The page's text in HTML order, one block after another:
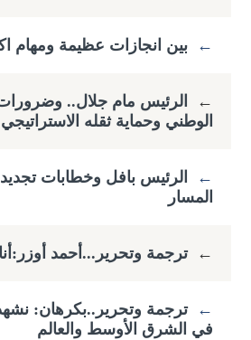
← بين انجازات عظيمة ومهام
←
الرئيس مام جلال..
الوطني وحماية ثقله الاستراتيجي
←
الرئيس بافل وخطابات
المسار
← ترجمة وتحرير...أحمد
← ترجمة وتحرير..بكرهان:
في الشرق الأوسط والعالم